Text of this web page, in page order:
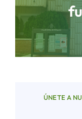
Áreas
Sede Electrónica
Buscar:ÚNETE A